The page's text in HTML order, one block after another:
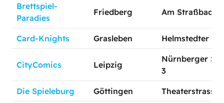
Brettspiel-
Paradies
Friedberg Am Straßbach 5
Card-Knights Grasleben Helmstedter
CityComics Leipzig
Nürnberger
3
Die Spieleburg Göttingen Theaterstrasse